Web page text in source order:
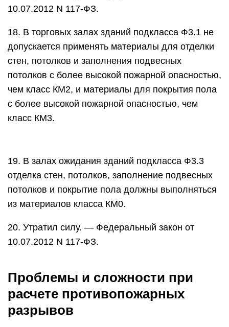
10.07.2012 N 117-ФЗ.
18. В торговых залах зданий подкласса Ф3.1 не
допускается применять материалы для отделки
стен, потолков и заполнения подвесных
потолков с более высокой пожарной опасностью,
чем класс КМ2, и материалы для покрытия пола
с более высокой пожарной опасностью, чем
класс КМ3.
19. В залах ожидания зданий подкласса Ф3.3
отделка стен, потолков, заполнение подвесных
потолков и покрытие пола должны выполняться
из материалов класса КМ0.
20. Утратил силу. — Федеральный закон от
10.07.2012 N 117-ФЗ.
Проблемы и сложности при
расчете противопожарных
разрывов